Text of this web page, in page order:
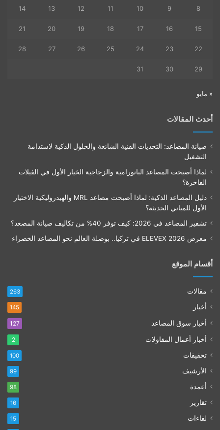
8
9
10
11
12
13
14
15
16
17
18
19
20
21
22
23
24
25
26
27
28
29
30
31
« مايو
أحدث المقالات
صيانة المصاعد: التحديات الفنية الشائعة والحلول الذكية لاستدامة
التشغيل
لماذا أصبحت المصاعد البانورامية والزجاجية الخيار الأول في الفيلات
الفاخرة؟
دليل المصاعد الذكية: لماذا أصبحت مصاعد MRL والهيدروليكية الاختيار
الأول للمباني الحديثة؟
تشفير المصاعد في 2026: كيف توفر 40% من تكاليف صيانة المصعد؟
معرض ELEVEX 2026 في تركيا.. بوصلة العالم نحو المصاعد الخضراء
أقسام الموقع
مقالات 263
أخبار 145
أخبار سوق المصاعد 127
أخبار أعمال المقاولات 2
تحقيقات 100
الأرشيف 99
أعمدة 98
تقارير 16
لقاءات 15